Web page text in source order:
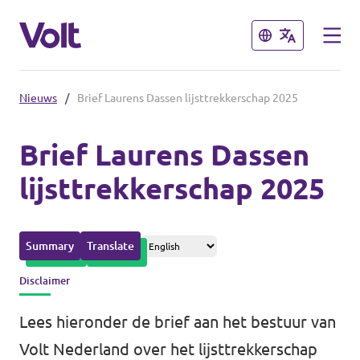
Sluiten
Volt Amsterdam
Volt Arnhem
Volt Delft
...alle Volt gemeenten
Afdelingen in de provincies
Sluiten
Standpunten
Over Volt
Mensen
Nieuws
Nieuws / Brief Laurens Dassen lijsttrekkerschap 2025
Brief Laurens Dassen
lijsttrekkerschap 2025
Summary Translate
Disclaimer
Lees hieronder de brief aan het bestuur van
Volt Nederland over het lijsttrekkerschap